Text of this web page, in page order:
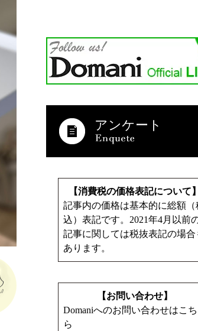
アンケート
【消費税の価格表記について】
記事内の価格は基本的に総額（
込）表記です。2021年4月以前
記事に関しては税抜表記の場合
あります。
【お問い合わせ】
Domaniへのお問い合わせはこち
ら